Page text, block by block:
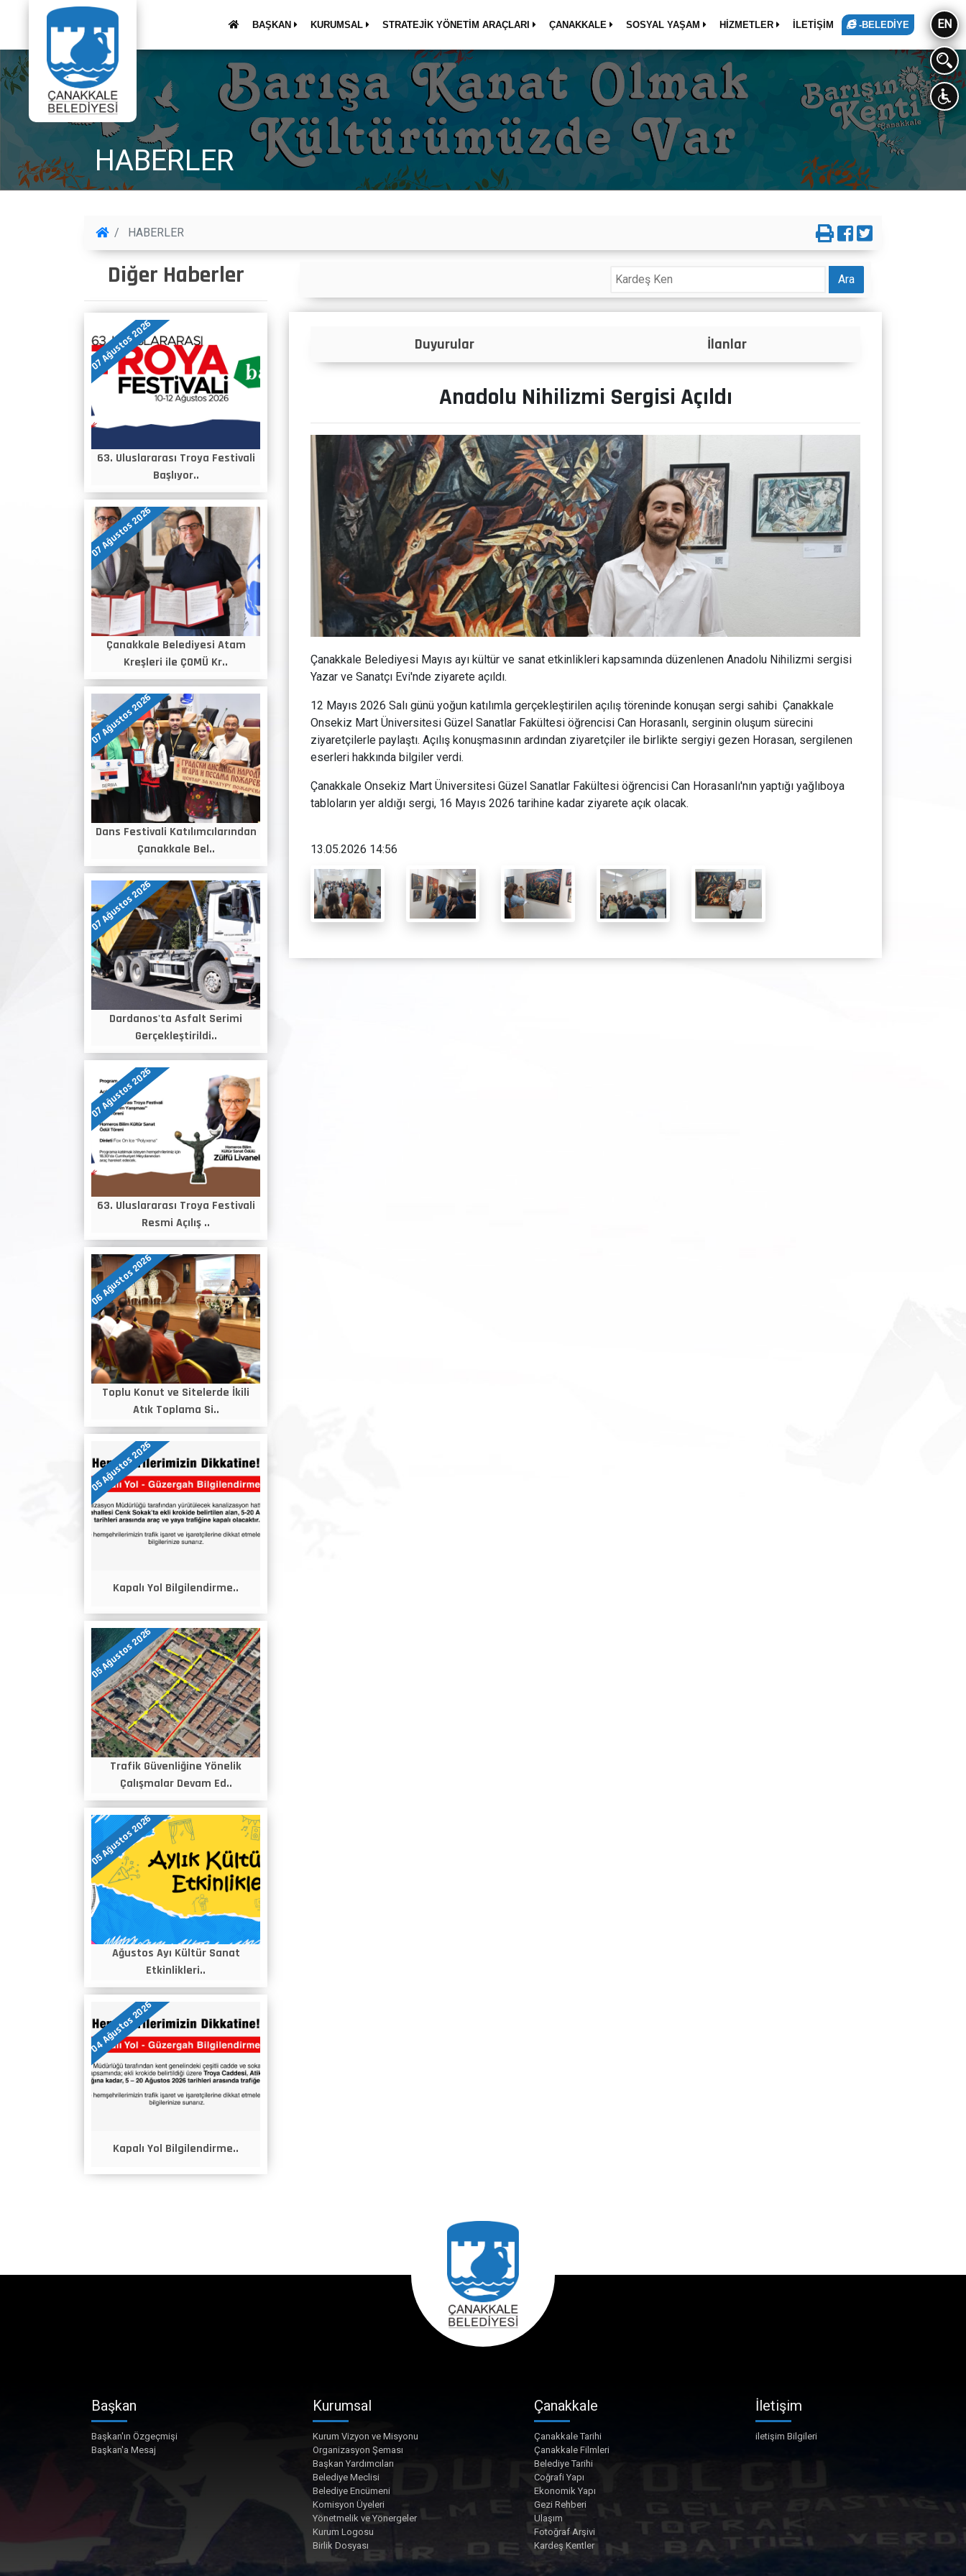
BAŞKAN KURUMSAL STRATEJİK YÖNETİM ARAÇLARI ÇANAKKALE SOSYAL YAŞAM HİZMETLER İLETİŞİM -BELEDİYE EN
HABERLER
HABERLER
Diğer Haberler
07 Ağustos 2026
63. Uluslararası Troya Festivali
Başlıyor..
07 Ağustos 2026
Çanakkale Belediyesi Atam
Kreşleri ile ÇOMÜ Kr..
07 Ağustos 2026
Dans Festivali Katılımcılarından
Çanakkale Bel..
07 Ağustos 2026
Dardanos'ta Asfalt Serimi
Gerçekleştirildi..
07 Ağustos 2026
63. Uluslararası Troya Festivali
Resmi Açılış ..
06 Ağustos 2026
Toplu Konut ve Sitelerde İkili
Atık Toplama Si..
05 Ağustos 2026
Kapalı Yol Bilgilendirme..
05 Ağustos 2026
Trafik Güvenliğine Yönelik
Çalışmalar Devam Ed..
05 Ağustos 2026
Ağustos Ayı Kültür Sanat
Etkinlikleri..
04 Ağustos 2026
Kapalı Yol Bilgilendirme..
Ara
Duyurular İlanlar Projeler
Anadolu Nihilizmi Sergisi Açıldı
Çanakkale Belediyesi Mayıs ayı kültür ve sanat etkinlikleri kapsamında düzenlenen Anadolu Nihilizmi sergisi
Yazar ve Sanatçı Evi'nde ziyarete açıldı.
12 Mayıs 2026 Salı günü yoğun katılımla gerçekleştirilen açılış töreninde konuşan sergi sahibi Çanakkale
Onsekiz Mart Üniversitesi Güzel Sanatlar Fakültesi öğrencisi Can Horasanlı, serginin oluşum sürecini
ziyaretçilerle paylaştı. Açılış konuşmasının ardından ziyaretçiler ile birlikte sergiyi gezen Horasan, sergilenen
eserleri hakkında bilgiler verdi.
Çanakkale Onsekiz Mart Üniversitesi Güzel Sanatlar Fakültesi öğrencisi Can Horasanlı'nın yaptığı yağlıboya
tabloların yer aldığı sergi, 16 Mayıs 2026 tarihine kadar ziyarete açık olacak.
13.05.2026 14:56
Başkan
Başkan'ın Özgeçmişi
Başkan'a Mesaj
Kurumsal
Kurum Vizyon ve Misyonu
Organizasyon Şeması
Başkan Yardımcıları
Belediye Meclisi
Belediye Encümeni
Komisyon Üyeleri
Yönetmelik ve Yönergeler
Kurum Logosu
Birlik Dosyası
Çanakkale
Çanakkale Tarihi
Çanakkale Filmleri
Belediye Tarihi
Coğrafi Yapı
Ekonomik Yapı
Gezi Rehberi
Ulaşım
Fotoğraf Arşivi
Kardeş Kentler
İletişim
iletişim Bilgileri